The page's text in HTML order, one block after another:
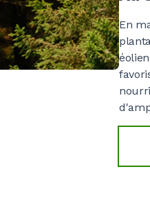
0
0
En